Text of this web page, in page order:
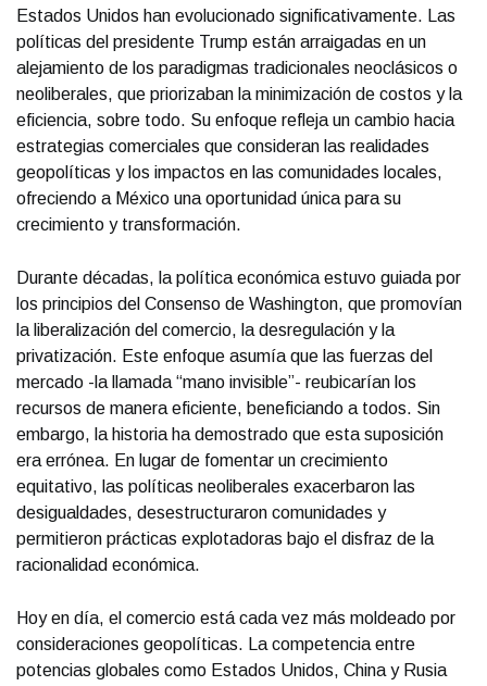
Estados Unidos han evolucionado significativamente. Las
políticas del presidente Trump están arraigadas en un
alejamiento de los paradigmas tradicionales neoclásicos o
neoliberales, que priorizaban la minimización de costos y la
eficiencia, sobre todo. Su enfoque refleja un cambio hacia
estrategias comerciales que consideran las realidades
geopolíticas y los impactos en las comunidades locales,
ofreciendo a México una oportunidad única para su
crecimiento y transformación.
Durante décadas, la política económica estuvo guiada por
los principios del Consenso de Washington, que promovían
la liberalización del comercio, la desregulación y la
privatización. Este enfoque asumía que las fuerzas del
mercado -la llamada “mano invisible”- reubicarían los
recursos de manera eficiente, beneficiando a todos. Sin
embargo, la historia ha demostrado que esta suposición
era errónea. En lugar de fomentar un crecimiento
equitativo, las políticas neoliberales exacerbaron las
desigualdades, desestructuraron comunidades y
permitieron prácticas explotadoras bajo el disfraz de la
racionalidad económica.
Hoy en día, el comercio está cada vez más moldeado por
consideraciones geopolíticas. La competencia entre
potencias globales como Estados Unidos, China y Rusia